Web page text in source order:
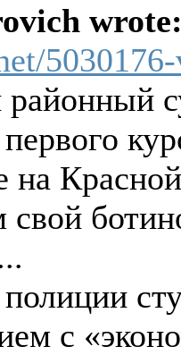
районный
первого
на
с